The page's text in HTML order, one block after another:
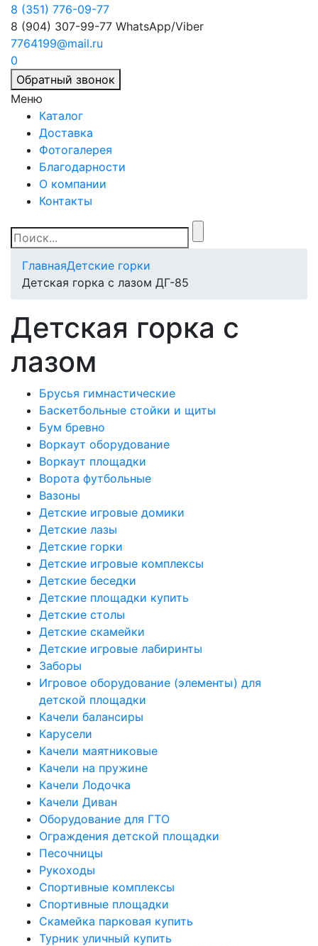
8 (351) 776-09-77
8 (904) 307-99-77 WhatsApp/Viber
7764199@mail.ru
0
Обратный звонок
Меню
Каталог
Доставка
Фотогалерея
Благодарности
О компании
Контакты
ГлавнаяДетские горки
Детская горка с лазом ДГ-85
Детская горка с
лазом
Брусья гимнастические
Баскетбольные стойки и щиты
Бум бревно
Воркаут оборудование
Воркаут площадки
Ворота футбольные
Вазоны
Детские игровые домики
Детские лазы
Детские горки
Детские игровые комплексы
Детские беседки
Детские площадки купить
Детские столы
Детские скамейки
Детские игровые лабиринты
Заборы
Игровое оборудование (элементы) для
детской площадки
Качели балансиры
Карусели
Качели маятниковые
Качели на пружине
Качели Лодочка
Качели Диван
Оборудование для ГТО
Ограждения детской площадки
Песочницы
Рукоходы
Спортивные комплексы
Спортивные площадки
Скамейка парковая купить
Турник уличный купить